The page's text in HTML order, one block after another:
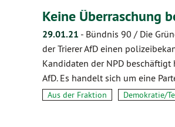
Keine Überraschung
29.01.21 - Bündnis 90 / Die
der Trierer AfD einen
Kandidaten der NPD
AfD. Es handelt sich um eine
Aus der Fraktion Demokratie/